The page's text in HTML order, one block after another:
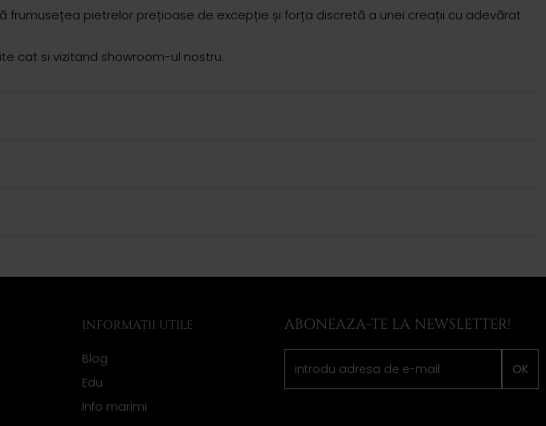
pietrelor prețioase de excepție și forța discretă a unei creații cu adevărat
cat si vizitand showroom-ul nostru.
INFORMAȚII UTILE
Blog
Edu
Info marimi
ABONEAZA-TE LA NEWSLETTER!
OK